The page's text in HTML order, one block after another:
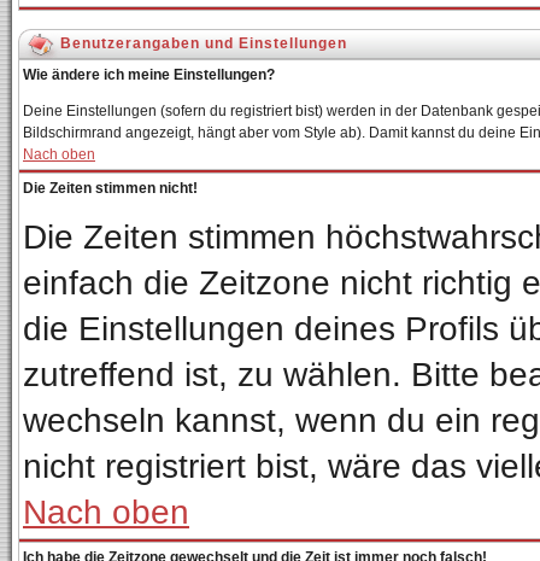
Benutzerangaben und Einstellungen
Wie ändere ich meine Einstellungen?
Deine Einstellungen (sofern du registriert bist) werden in der Datenbank
Bildschirmrand angezeigt, hängt aber vom Style ab). Damit kannst du deine
Nach oben
Die Zeiten stimmen nicht!
Die Zeiten stimmen
einfach die Zeitzone nicht richtig
die Einstellungen deines Profils
zutreffend ist, zu wählen. Bitte
wechseln kannst, wenn du ein
nicht registriert bist, wäre das
Nach oben
Ich habe die Zeitzone gewechselt und die Zeit ist immer noch falsch!